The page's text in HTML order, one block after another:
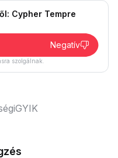
Cypher Tempre
Negatív
szolgálnak.
GYIK